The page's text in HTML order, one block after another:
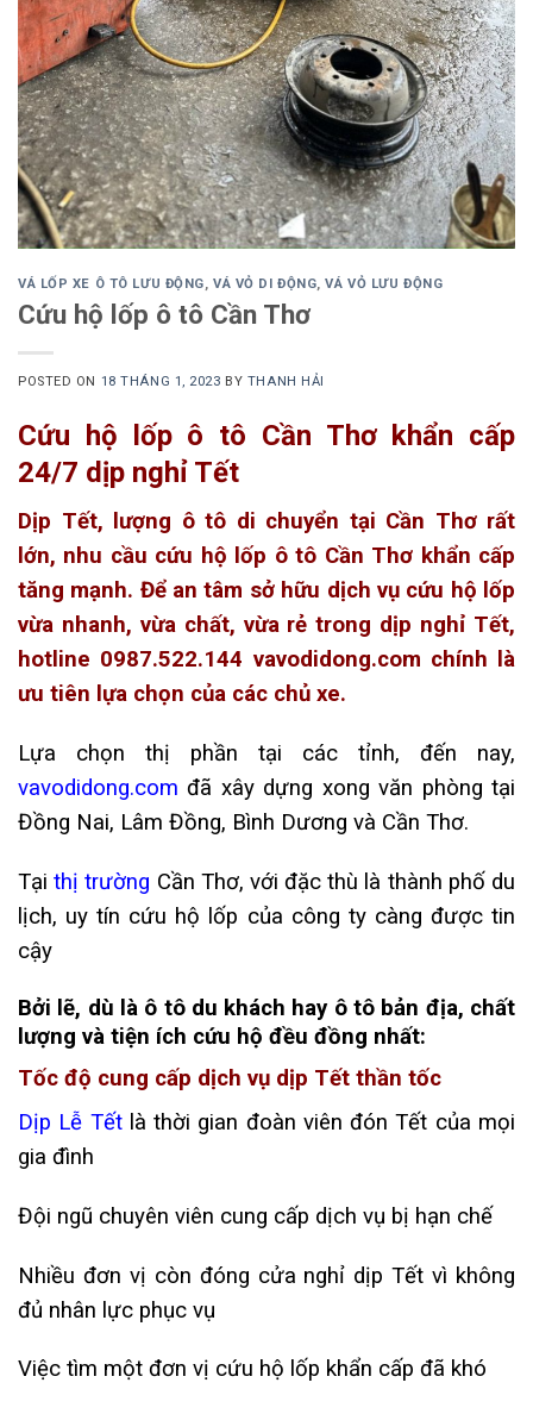
VÁ LỐP XE Ô TÔ LƯU ĐỘNG,VÁ VỎ DI ĐỘNG,VÁ VỎ LƯU ĐỘNG
Cứu hộ lốp ô tô Cần Thơ
POSTED ON 18 THÁNG 1, 2023 BY THANH HẢI
Cứu hộ lốp ô tô Cần Thơ khẩn cấp
24/7 dịp nghỉ Tết
Dịp Tết, lượng ô tô di chuyển tại Cần Thơ rất
lớn, nhu cầu cứu hộ lốp ô tô Cần Thơ khẩn cấp
tăng mạnh. Để an tâm sở hữu dịch vụ cứu hộ lốp
vừa nhanh, vừa chất, vừa rẻ trong dịp nghỉ Tết,
hotline 0987.522.144 vavodidong.com chính là
ưu tiên lựa chọn của các chủ xe.
Lựa chọn thị phần tại các tỉnh, đến nay,
vavodidong.com đã xây dựng xong văn phòng tại
Đồng Nai, Lâm Đồng, Bình Dương và Cần Thơ.
Tạithị trường Cần Thơ, với đặc thù là thành phố du
lịch, uy tín cứu hộ lốp của công ty càng được tin
cậy
Bởi lẽ, dù là ô tô du khách hay ô tô bản địa, chất
lượng và tiện ích cứu hộ đều đồng nhất:
Tốc độ cung cấp dịch vụ dịp Tết thần tốc
Dịp Lễ Tếtlà thời gian đoàn viên đón Tết của mọi
gia đình
Đội ngũ chuyên viên cung cấp dịch vụ bị hạn chế
Nhiều đơn vị còn đóng cửa nghỉ dịp Tết vì không
đủ nhân lực phục vụ
Việc tìm một đơn vị cứu hộ lốp khẩn cấp đã khó